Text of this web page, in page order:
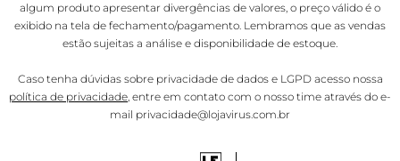
algum produto apresentar divergências de valores, o preço válido é o
exibido na tela de fechamento/pagamento. Lembramos que as vendas
estão sujeitas a análise e disponibilidade de estoque.
Caso tenha dúvidas sobre privacidade de dados e LGPD acesso nossa
política de privacidade, entre em contato com o nosso time através do e-
mail privacidade@lojavirus.com.br